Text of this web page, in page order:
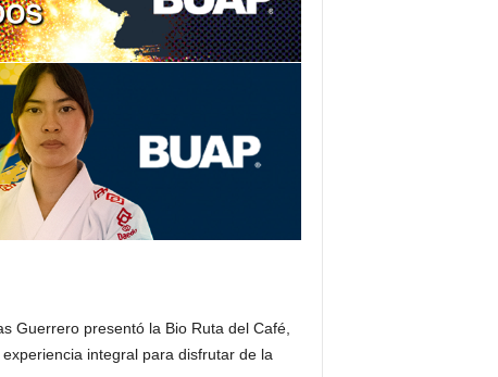
Guerrero presentó la Bio Ruta del Café,
integral para disfrutar de la